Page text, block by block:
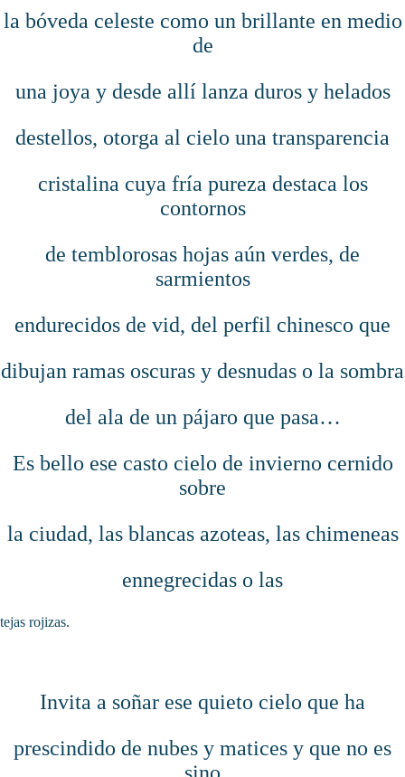
la bóveda celeste como un brillante en medio
de
una joya y desde allí lanza duros y helados
destellos, otorga al cielo una transparencia
cristalina cuya fría pureza destaca los
contornos
de temblorosas hojas aún verdes, de
sarmientos
endurecidos de vid, del perfil chinesco que
dibujan ramas oscuras y desnudas o la sombra
del ala de un pájaro que pasa…
Es bello ese casto cielo de invierno cernido
sobre
la ciudad, las blancas azoteas, las chimeneas
ennegrecidas o las
tejas rojizas.
Invita a soñar ese quieto cielo que ha
prescindido de nubes y matices y que no es
sino